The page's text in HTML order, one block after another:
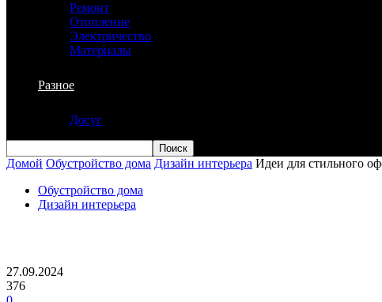
Ремонт
Отопление
Электричество
Материалы
Разное
Досуг
Домой Обустройство дома Дизайн интерьера Идеи для стильного
Обустройство дома
Дизайн интерьера
27.09.2024
376